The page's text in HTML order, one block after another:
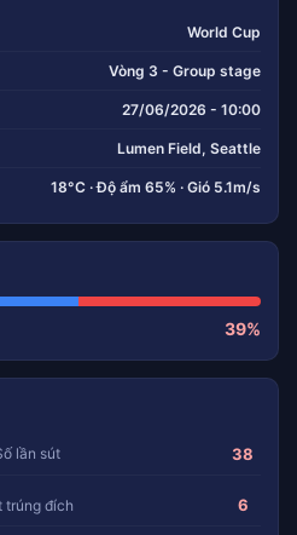
World Cup
Vòng 3 - Group stage
27/06/2026 - 10:00
Lumen Field, Seattle
18°C · Độ ẩm 65% · Gió 5.1m/s
39%
lần sút 38
trúng đích 6